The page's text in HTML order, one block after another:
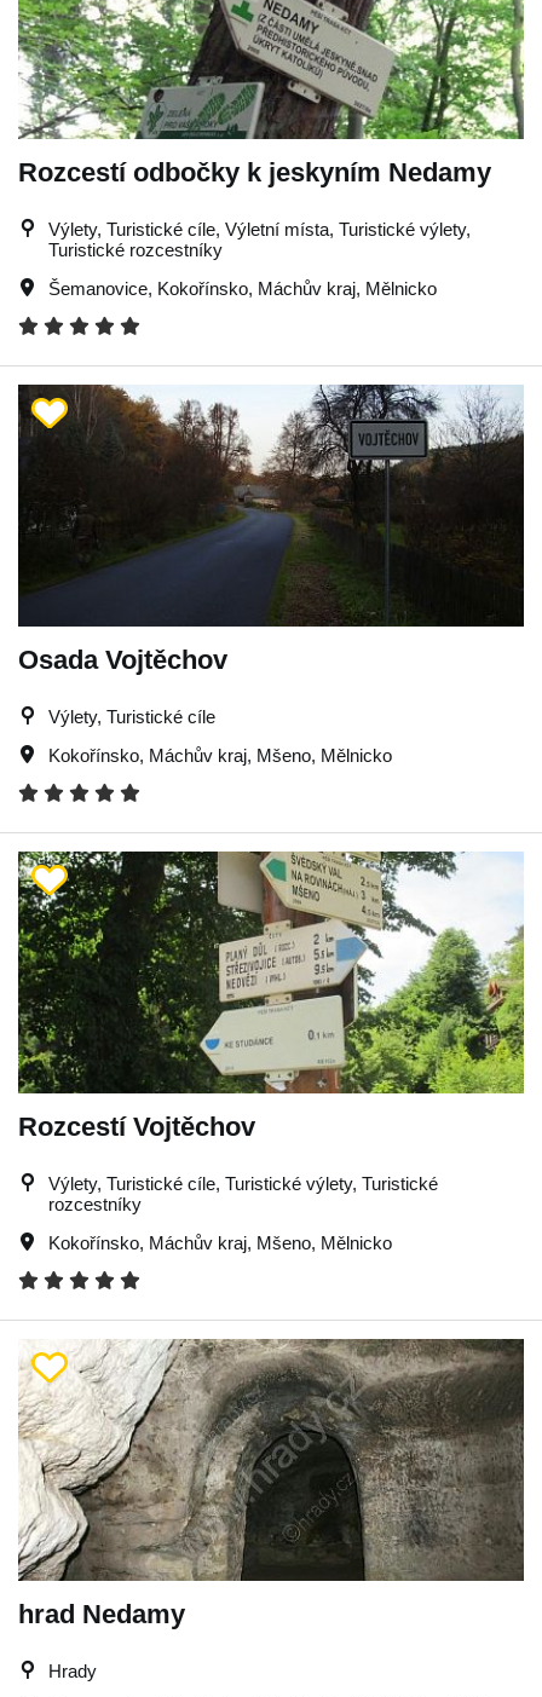
Rozcestí odbočky k jeskyním Nedamy
Výlety, Turistické cíle, Výletní místa, Turistické výlety,
Turistické rozcestníky
Šemanovice, Kokořínsko, Máchův kraj, Mělnicko
Osada Vojtěchov
Výlety, Turistické cíle
Kokořínsko, Máchův kraj, Mšeno, Mělnicko
Rozcestí Vojtěchov
Výlety, Turistické cíle, Turistické výlety, Turistické
rozcestníky
Kokořínsko, Máchův kraj, Mšeno, Mělnicko
hrad Nedamy
Hrady